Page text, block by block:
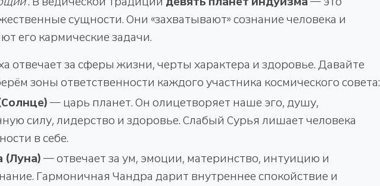
сущности. Они «захватывают» сознание человека и
его кармические задачи.
отвечает за сферы жизни, черты характера и здоровье. Давайте
зоны ответственности каждого участника космического совета:
— царь планет. Он олицетворяет наше эго, душу,
силу, лидерство и здоровье. Слабый Сурья лишает человека
в себе.
(Луна) — отвечает за ум, эмоции, материнство, интуицию и
Гармоничная Чандра дарит внутреннее спокойствие и